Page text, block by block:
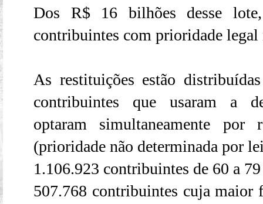
Dos R$ 16 bilhões desse
contribuintes com prioridade legal
As restituições estão
contribuintes que usaram a
optaram simultaneamente
(prioridade não determinada por
1.106.923 contribuintes de 60 a
507.768 contribuintes cuja maior